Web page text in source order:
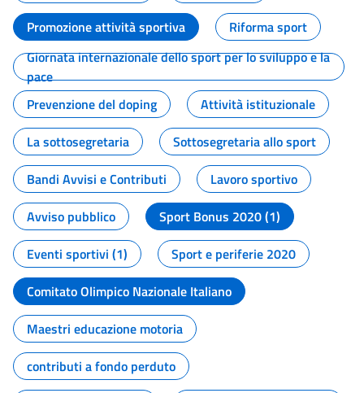
Promozione attività sportiva
Riforma sport
Giornata internazionale dello sport per lo sviluppo e la
pace
Prevenzione del doping
Attività istituzionale
La sottosegretaria
Sottosegretaria allo sport
Bandi Avvisi e Contributi
Lavoro sportivo
Avviso pubblico
Sport Bonus 2020 (1)
Eventi sportivi (1)
Sport e periferie 2020
Comitato Olimpico Nazionale Italiano
Maestri educazione motoria
contributi a fondo perduto